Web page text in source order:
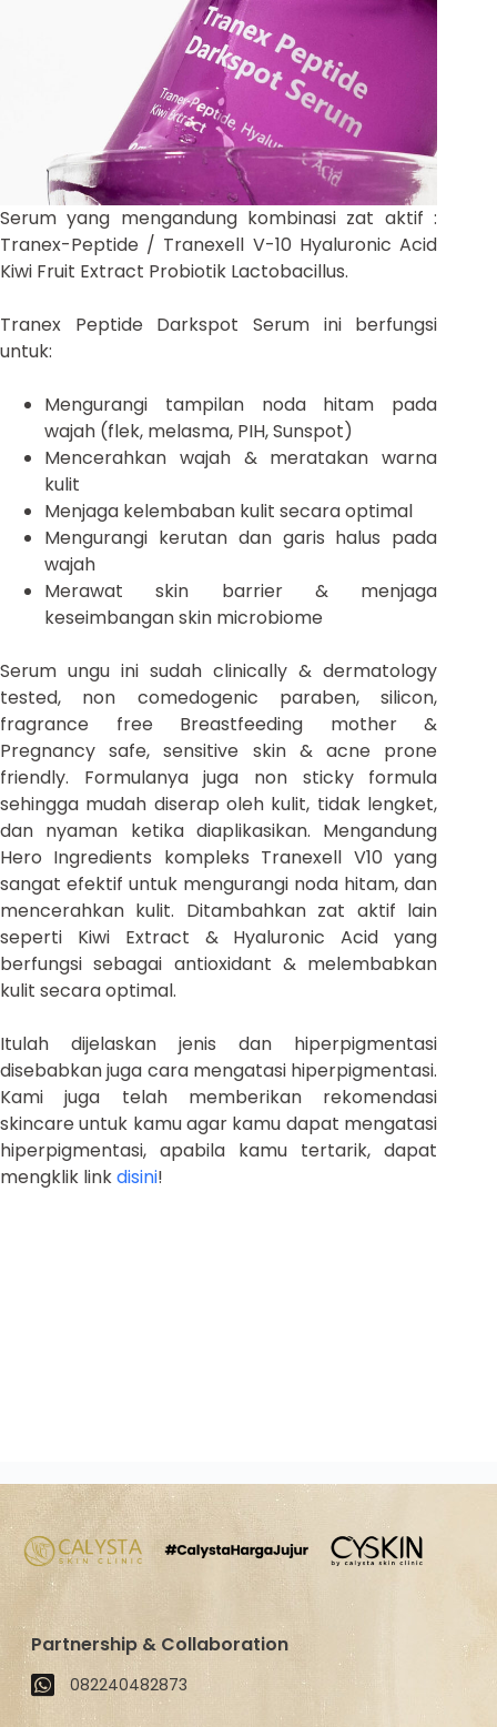
Serum yang mengandung kombinasi zat aktif :
Tranex-Peptide / Tranexell V-10 Hyaluronic Acid
Kiwi Fruit Extract Probiotik Lactobacillus.
Tranex Peptide Darkspot Serum ini berfungsi
untuk:
Mengurangi tampilan noda hitam pada
wajah (flek, melasma, PIH, Sunspot)
Mencerahkan wajah & meratakan warna
kulit
Menjaga kelembaban kulit secara optimal
Mengurangi kerutan dan garis halus pada
wajah
Merawat skin barrier & menjaga
keseimbangan skin microbiome
Serum ungu ini sudah clinically & dermatology
tested, non comedogenic paraben, silicon,
fragrance free Breastfeeding mother &
Pregnancy safe, sensitive skin & acne prone
friendly. Formulanya juga non sticky formula
sehingga mudah diserap oleh kulit, tidak lengket,
dan nyaman ketika diaplikasikan. Mengandung
Hero Ingredients kompleks Tranexell V10 yang
sangat efektif untuk mengurangi noda hitam, dan
mencerahkan kulit. Ditambahkan zat aktif lain
seperti Kiwi Extract & Hyaluronic Acid yang
berfungsi sebagai antioxidant & melembabkan
kulit secara optimal.
Itulah dijelaskan jenis dan hiperpigmentasi
disebabkan juga cara mengatasi hiperpigmentasi.
Kami juga telah memberikan rekomendasi
skincare untuk kamu agar kamu dapat mengatasi
hiperpigmentasi, apabila kamu tertarik, dapat
mengklik linkdisini!
Partnership & Collaboration
082240482873